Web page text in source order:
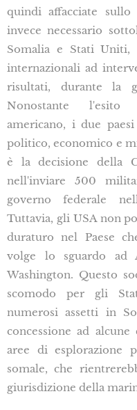
quindi affacciate
invece necessario
Somalia e Stati
internazionali ad
risultati, durante la
Nonostante l'esito
americano, i due
politico, economico e
è la decisione della
nell'inviare 500
governo federale
Tuttavia, gli USA non
duraturo nel Paese
volge lo sguardo ad
Washington. Questo
scomodo per gli
numerosi assetti in
concessione ad
aree di esplorazione
somale, che
giurisdizione della